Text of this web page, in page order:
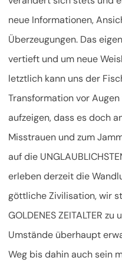
neue Informationen,
Überzeugungen. Das
vertieft und um neue
letztlich kann uns der
Transformation vor
aufzeigen, dass es doch
Misstrauen und zum
auf die
erleben derzeit die
göttliche Zivilisation, wir
GOLDENES ZEITALTER
Umstände überhaupt
Weg bis dahin auch sein